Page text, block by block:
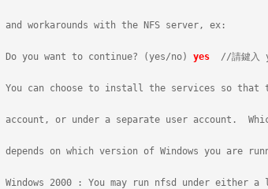
and workarounds with the NFS server, ex:
Do you want to continue? (yes/no) yes //請鍵入
You can choose to install the services so that
account, or under a separate user account.
depends on which version of Windows you are
Windows 2000 : You may run nfsd under either